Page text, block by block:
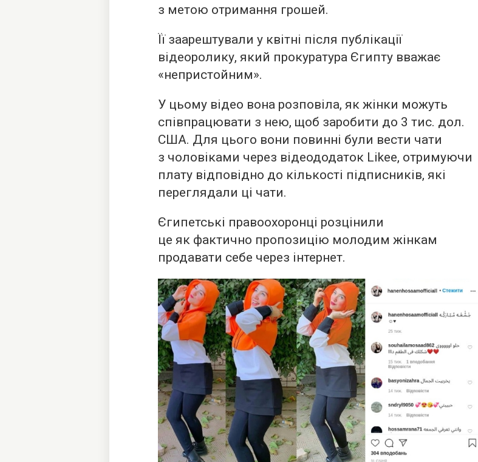
з метою отримання грошей.
Її заарештували у квітні після публікації
відеоролику, який прокуратура Єгипту вважає
«непристойним».
У цьому відео вона розповіла, як жінки можуть
співпрацювати з нею, щоб заробити до 3 тис. дол.
США. Для цього вони повинні були вести чати
з чоловіками через відеододаток Likee, отримуючи
плату відповідно до кількості підписників, які
переглядали ці чати.
Єгипетські правоохоронці розцінили
це як фактично пропозицію молодим жінкам
продавати себе через інтернет.